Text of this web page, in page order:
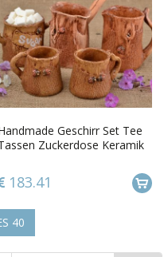
Geschirr Set Tee
Zuckerdose Keramik
183.41
40